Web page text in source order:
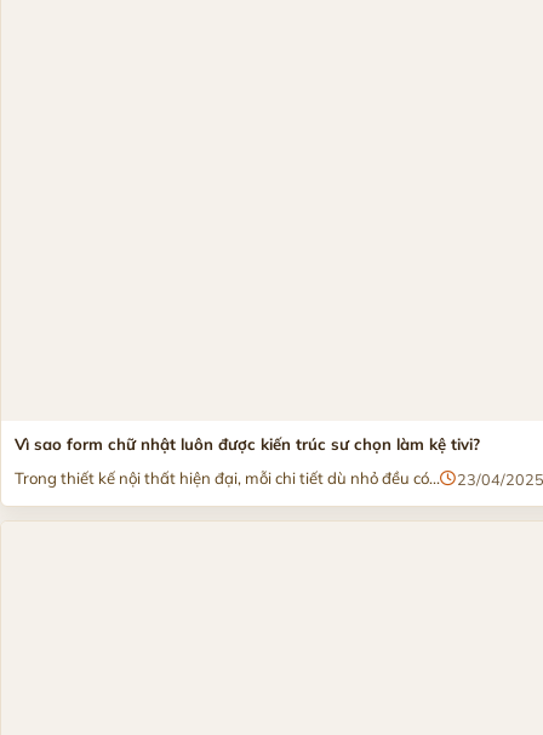
Vì sao form chữ nhật luôn được kiến trúc sư chọn làm kệ tivi?
Trong thiết kế nội thất hiện đại, mỗi chi tiết dù nhỏ đều có...
23/04/